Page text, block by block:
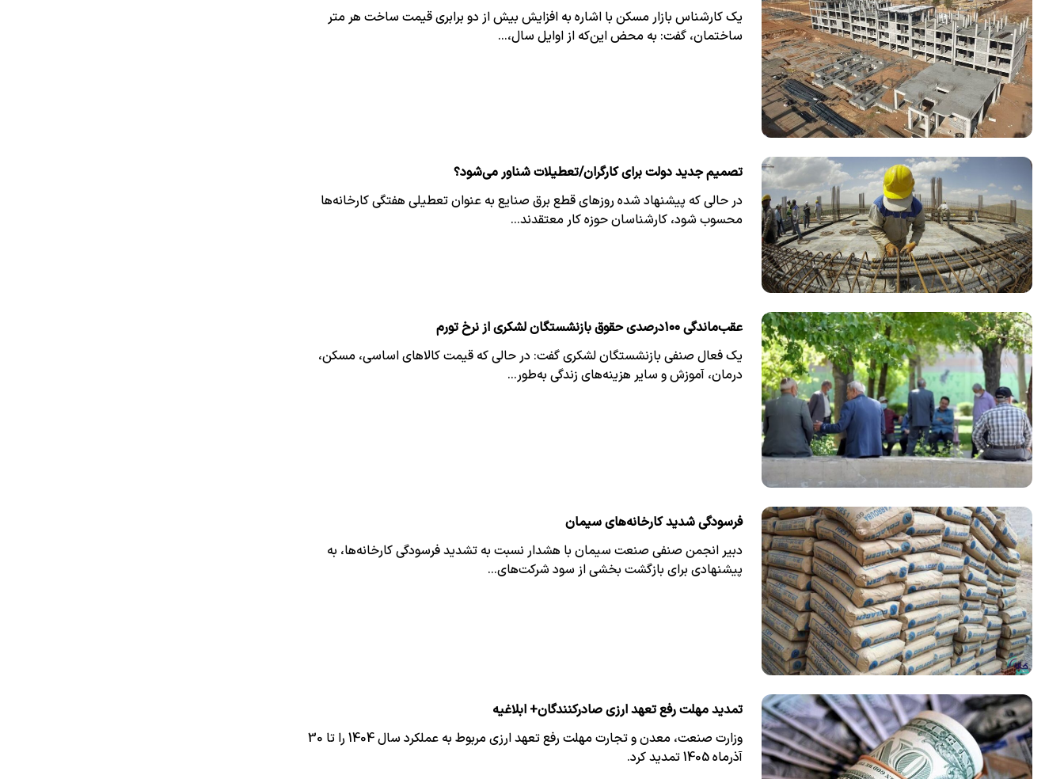
یک کارشناس بازار مسکن با اشاره به افزایش بیش از دو برابری قیمت ساخت هر متر
ساختمان، گفت: به محض این‌که از اوایل سال،…
تصمیم جدید دولت برای کارگران/تعطیلات شناور می‌شود؟
در حالی که پیشنهاد شده روزهای قطع برق صنایع به عنوان تعطیلی هفتگی کارخانه‌ها
محسوب شود، کارشناسان حوزه کار معتقدند…
عقب‌ماندگی ۱۰۰درصدی حقوق بازنشستگان لشکری از نرخ تورم
یک فعال صنفی بازنشستگان لشکری گفت: در حالی که قیمت کالاهای اساسی، مسکن،
درمان، آموزش و سایر هزینه‌های زندگی به‌طور…
فرسودگی شدید کارخانه‌های سیمان
دبیر انجمن صنفی صنعت سیمان با هشدار نسبت به تشدید فرسودگی کارخانه‌ها، به
پیشنهادی برای بازگشت بخشی از سود شرکت‌های…
تمدید مهلت رفع تعهد ارزی صادرکنندگان+ ابلاغیه
وزارت صنعت، معدن و تجارت مهلت رفع تعهد ارزی مربوط به عملکرد سال 1404 را تا 30
آذرماه 1405 تمدید کرد.